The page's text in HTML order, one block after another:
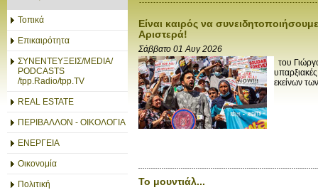
Τοπικά
Επικαιρότητα
ΣΥΝΕΝΤΕΥΞΕΙΣ/MEDIA/
PODCASTS
/tpp.Radio/tpp.TV
REAL ESTATE
ΠΕΡΙΒΑΛΛΟΝ - ΟΙΚΟΛΟΓΙΑ
ΕΝΕΡΓΕΙΑ
Οικονομία
Πολιτική
Είναι καιρός να
Αριστερά!
Σάββατο 01 Αυγ 2026
του
εκείνων
Το μουντιάλ...